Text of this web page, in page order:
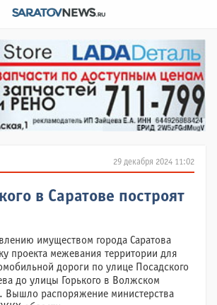
29 декабря 2024 11:02
в Саратове построят
имуществом города Саратова
проекта межевания территории для
дороги по улице Посадского
до улицы Горького в Волжском
Вышло распоряжение министерства